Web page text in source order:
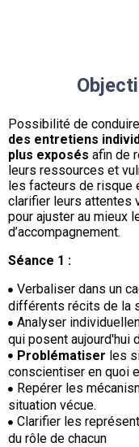
Possibilité de
des entretiens
plus exposés afin de
leurs ressources et
les facteurs de risque
clarifier leurs attentes
pour ajuster au mieux
d’accompagnement.
Séance 1 :
Verbaliser dans un
différents récits de la
Analyser
qui posent aujourd'hui
Problématiser les
conscientiser en quoi
Repérer les
situation vécue.
Clarifier les
du rôle de chacun